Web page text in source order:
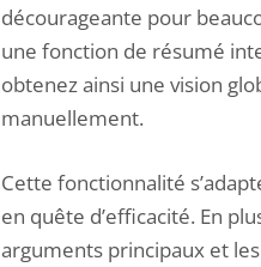
décourageante pour
une fonction de résumé
obtenez ainsi une vision
manuellement.
Cette fonctionnalité
en quête d’efficacité. En
arguments principaux et